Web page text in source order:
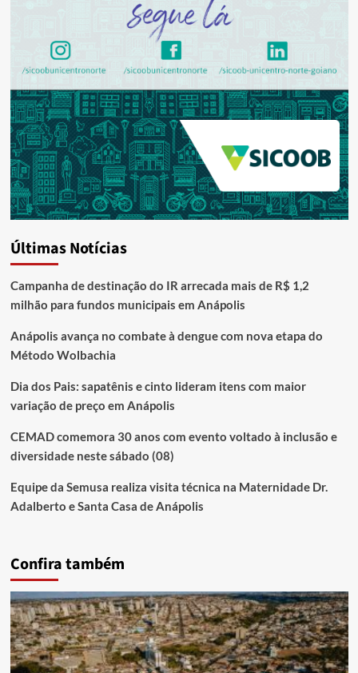
Últimas Notícias
Campanha de destinação do IR arrecada mais de R$ 1,2
milhão para fundos municipais em Anápolis
Anápolis avança no combate à dengue com nova etapa do
Método Wolbachia
Dia dos Pais: sapatênis e cinto lideram itens com maior
variação de preço em Anápolis
CEMAD comemora 30 anos com evento voltado à inclusão e
diversidade neste sábado (08)
Equipe da Semusa realiza visita técnica na Maternidade Dr.
Adalberto e Santa Casa de Anápolis
Confira também